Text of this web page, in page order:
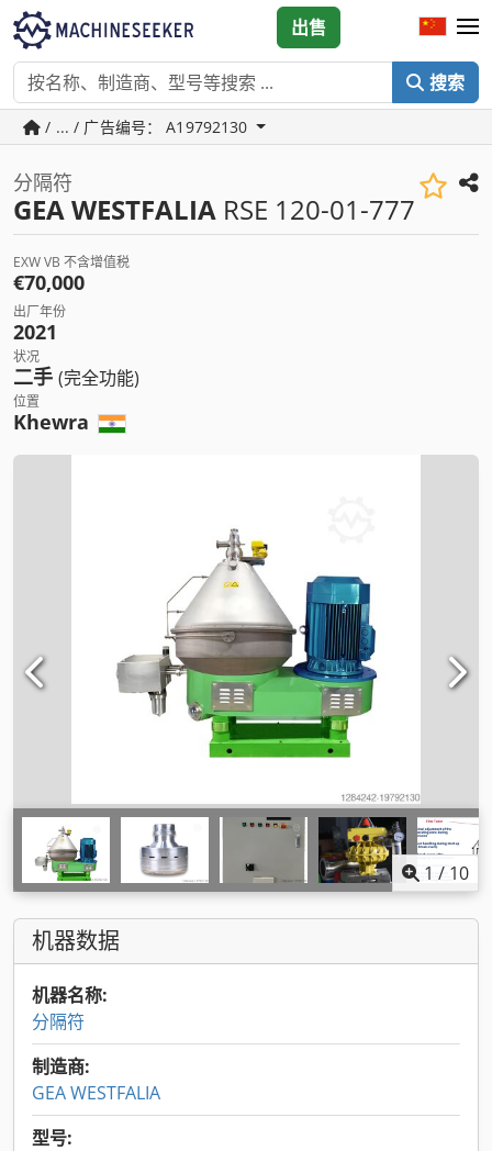
搜索
出售
/ ... / 广告编号： A19792130
分隔符
GEA WESTFALIA RSE 120-01-777
EXW VB 不含增值税
€70,000
出厂年份
2021
状况
二手 (完全功能)
位置
Khewra
1 / 10
机器数据
机器名称:
分隔符
制造商:
GEA WESTFALIA
型号: